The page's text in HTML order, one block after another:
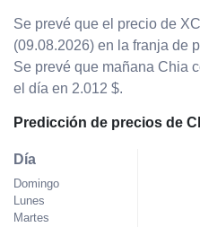
Se prevé que el precio de
(09.08.2026) en la franja de
Se prevé que mañana Chia
el día en 2.012 $.
Predicción de precios de
Día
Domingo
Lunes
Martes